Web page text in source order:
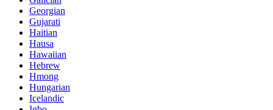
Georgian
Gujarati
Haitian
Hausa
Hawaiian
Hebrew
Hmong
Hungarian
Icelandic